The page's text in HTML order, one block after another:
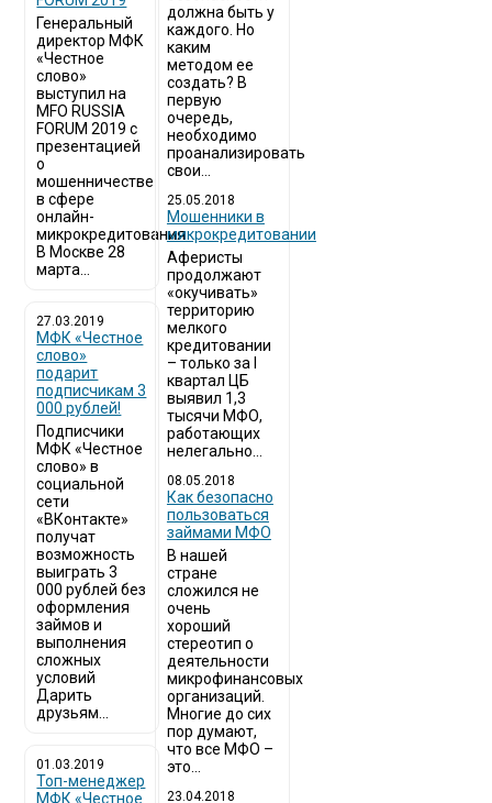
Генеральный
директор МФК
«Честное
слово»
выступил на
MFO RUSSIA
FORUM 2019 с
презентацией
о
мошенничестве
в сфере
онлайн-
микрокредитования
В Москве 28
марта...
27.03.2019
МФК «Честное
слово»
подарит
подписчикам 3
000 рублей!
Подписчики
МФК «Честное
слово» в
социальной
сети
«ВКонтакте»
получат
возможность
выиграть 3
000 рублей без
оформления
займов и
выполнения
сложных
условий
Дарить
друзьям...
01.03.2019
Топ-менеджер
МФК «Честное
должна быть у
каждого. Но
каким
методом ее
создать? В
первую
очередь,
необходимо
проанализировать
свои...
25.05.2018
Мошенники в
микрокредитовании
Аферисты
продолжают
«окучивать»
территорию
мелкого
кредитовании
– только за I
квартал ЦБ
выявил 1,3
тысячи МФО,
работающих
нелегально...
08.05.2018
Как безопасно
пользоваться
займами МФО
В нашей
стране
сложился не
очень
хороший
стереотип о
деятельности
микрофинансовых
организаций.
Многие до сих
пор думают,
что все МФО –
это...
23.04.2018